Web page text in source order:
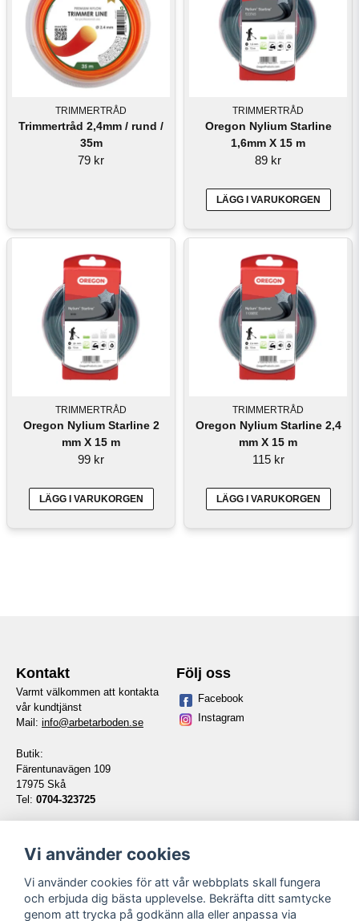
TRIMMERTRÅD
Trimmertråd 2,4mm / rund /
35m
79 kr
TRIMMERTRÅD
Oregon Nylium Starline
1,6mm X 15 m
89 kr
LÄGG I VARUKORGEN
TRIMMERTRÅD
Oregon Nylium Starline 2
mm X 15 m
99 kr
LÄGG I VARUKORGEN
TRIMMERTRÅD
Oregon Nylium Starline 2,4
mm X 15 m
115 kr
LÄGG I VARUKORGEN
Kontakt
Varmt välkommen att kontakta
vår kundtjänst
Mail: info@arbetarboden.se
Butik:
Färentunavägen 109
17975 Skå
Tel: 0704-323725
14:00-16:00
Följ oss
Facebook
Instagram
Information Våra partners
Vi använder cookies
Vi använder cookies för att vår webbplats skall fungera
och erbjuda dig bästa upplevelse. Bekräfta ditt samtycke
genom att trycka på godkänn alla eller anpassa via